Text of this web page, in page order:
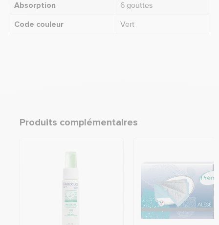
Absorption
6 gouttes
Code couleur
Vert
Produits complémentaires